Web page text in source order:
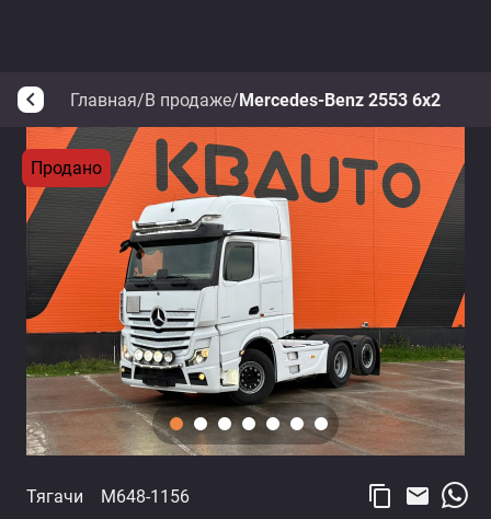
arrow_back_ios Главная/В продаже/Mercedes-Benz 2553 6x2
Продано
Тягачи M648-1156 content_copy email